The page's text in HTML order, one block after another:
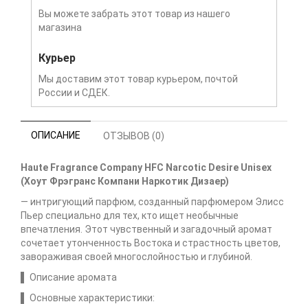
Вы можете забрать этот товар из нашего
магазина
Курьер
Мы доставим этот товар курьером, почтой
России и СДЕК.
ОПИСАНИЕ ОТЗЫВОВ (0)
Haute Fragrance Company HFC Narcotic Desire Unisex
(Хоут Фрэгранс Компани Наркотик Дизаер)
— интригующий парфюм, созданный парфюмером Элисс
Пьер специально для тех, кто ищет необычные
впечатления. Этот чувственный и загадочный аромат
сочетает утонченность Востока и страстность цветов,
завораживая своей многослойностью и глубиной.
▌ Описание аромата
▌ Основные характеристики: